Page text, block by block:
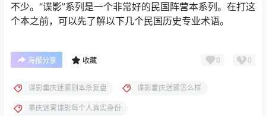
不少。“谍影”系列是一个非常好的民国阵营本系列。在打这
个本之前，可以先了解以下几个民国历史专业术语。
海报分享 收藏 0 0
谍影重庆迷雾剧本杀复盘 谍影重庆迷雾怎么样
重庆迷雾谍影每个人真实身份